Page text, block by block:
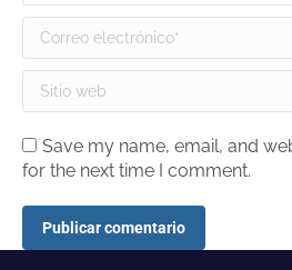
Correo electrónico *
Sitio web
Save my name, email, and
for the next time I comment.
Publicar comentario